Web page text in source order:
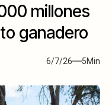
millones
ganadero
6/7/26 5Min